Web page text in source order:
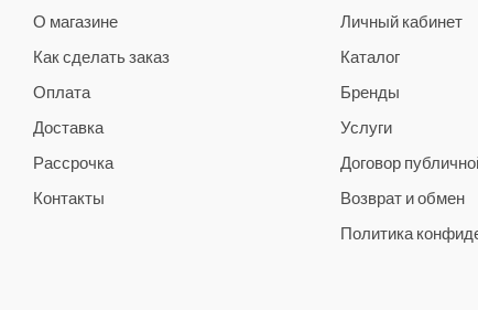
О магазине
Как сделать заказ
Оплата
Доставка
Рассрочка
Контакты
Личный кабинет
Каталог
Бренды
Услуги
Договор
Возврат и обмен
Политика